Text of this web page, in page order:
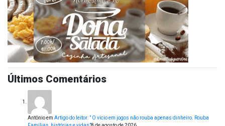
Últimos Comentários
Antônioem Artigo do leitor: ” O vício em jogos não rouba apenas dinheiro. Rouba